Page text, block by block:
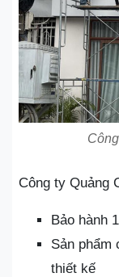
Công ty Quảng
Bảo hành
Sản phẩm
thiết kế